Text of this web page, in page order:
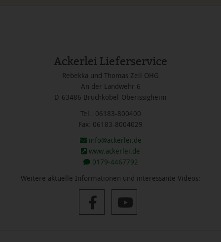
Ackerlei Lieferservice
Rebekka und Thomas Zell OHG
An der Landwehr 6
D-63486 Bruchköbel-Oberissigheim
Tel.: 06183-800400
Fax: 06183-8004029
info@ackerlei.de
www.ackerlei.de
0179-4467792
Weitere aktuelle Informationen und interessante Videos: